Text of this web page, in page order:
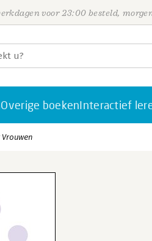
voor 23:00 besteld,
Overige boekenInteractief